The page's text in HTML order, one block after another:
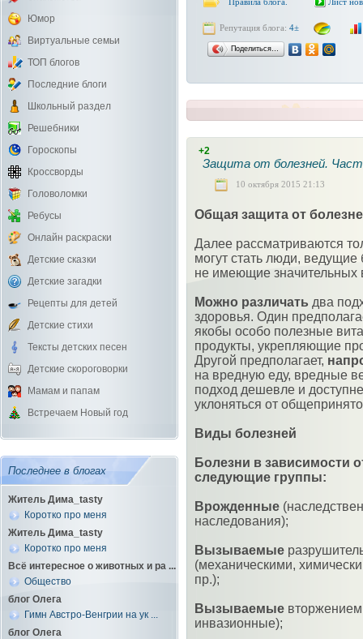
Юмор
Виртуальные семьи
ТОП блогов
Последние блоги
Школьный раздел
Решебники
Гороскопы
Кроссворды
Головоломки
Ребусы
Онлайн раскраски
Детские сказки
Детские загадки
Рецепты для детей
Детские стихи
Тексты детских песен
Детские скороговорки
Мамам и папам
Встречаем Новый год
Последнее в блогах
Житель Дима_tasty
Коротко про меня
Житель Дима_tasty
Коротко про меня
Всё интересное о животных и ра ...
Общество
блог Олега
Гимн Австро-Венгрии на ук ...
блог Олега
Репутация блога: 4±
Поделиться…
+2
Защита от болезней.
10 октября 2015 21:13
Общая защита от
Далее рассматриваются
могут стать люди,
не имеющие
Можно различать два
здоровья. Один
якобы особо полезные
продукты, укрепляющие
Другой предполагает,
на вредную еду, вредные
подход дешевле и
уклоняться от
Виды болезней
Болезни в зависимости
следующие группы:
Врожденные
наследования);
Вызываемые
(механическими,
пр.);
Вызываемые
инвазионные);